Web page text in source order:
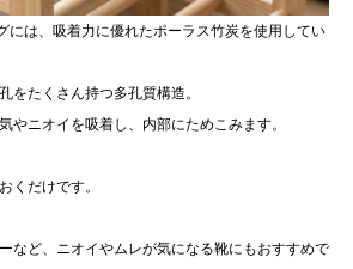
には、吸着力に優れたポーラス竹炭を使用してい
をたくさん持つ多孔質構造。
やニオイを吸着し、内部にためこみます。
くだけです。
など、ニオイやムレが気になる靴にもおすすめで